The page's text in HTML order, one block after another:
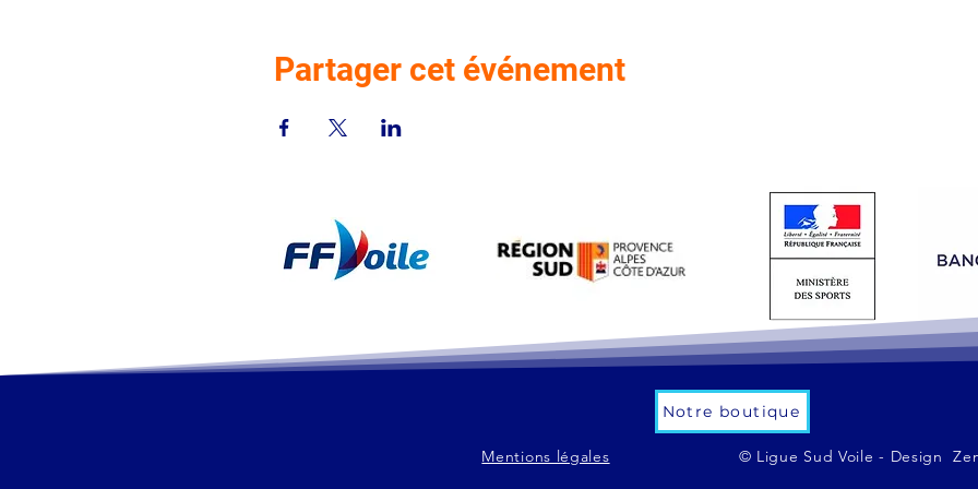
Partager cet événement
Notre boutique
Mentions légales © Ligue Sud Voile - Design